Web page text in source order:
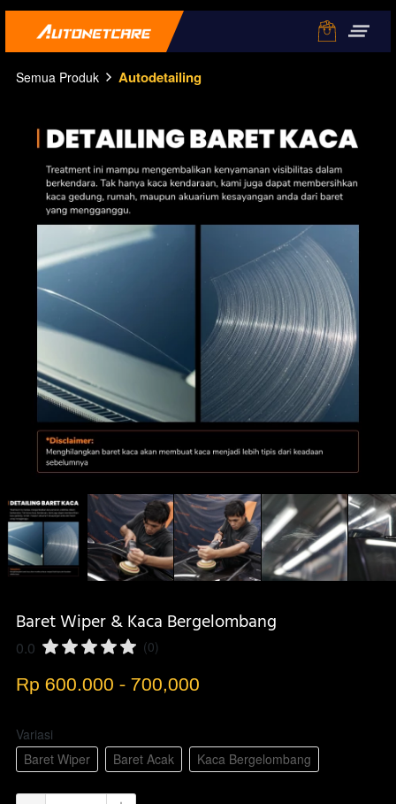
Semua Produk Autodetailing
Baret Wiper & Kaca Bergelombang
0.0 (0)
Rp 600.000 - 700,000
Variasi
Baret Wiper
Baret Acak Kaca Bergelombang